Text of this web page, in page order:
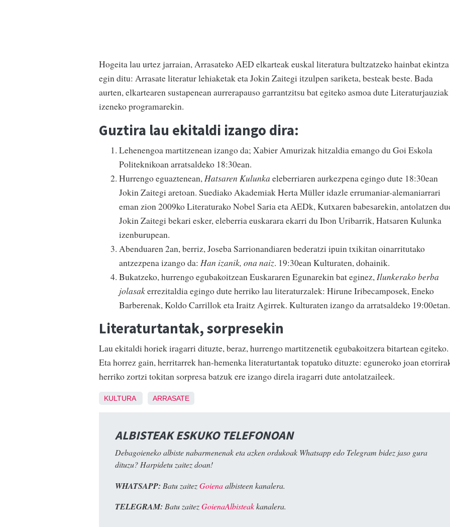
Hogeita lau urtez jarraian, Arrasateko AED elkarteak euskal literatura bultzatzeko hainbat ekintza
egin ditu: Arrasate literatur lehiaketak eta Jokin Zaitegi itzulpen sariketa, besteak beste. Bada
aurten, elkartearen sustapenean aurrerapauso garrantzitsu bat egiteko asmoa dute Literaturjauziak
izeneko programarekin.
Guztira lau ekitaldi izango dira:
Lehenengoa martitzenean izango da; Xabier Amurizak hitzaldia emango du Goi Eskola
Politeknikoan arratsaldeko 18:30ean.
Hurrengo eguaztenean,Hatsaren Kulunka eleberriaren aurkezpena egingo dute 18:30ean
Jokin Zaitegi aretoan. Suediako Akademiak Herta Müller idazle errumaniar-alemaniarrari
eman zion 2009ko Literaturako Nobel Saria eta AEDk, Kutxaren babesarekin, antolatzen
Jokin Zaitegi bekari esker, eleberria euskarara ekarri du Ibon Uribarrik, Hatsaren Kulunka
izenburupean.
Abenduaren 2an, berriz, Joseba Sarrionandiaren bederatzi ipuin txikitan oinarritutako
antzezpena izango da: Han izanik, ona naiz. 19:30ean Kulturaten, dohainik.
Bukatzeko, hurrengo egubakoitzean Euskararen Egunarekin bat eginez,Ilunkerako berba
jolasakerrezitaldia egingo dute herriko lau literaturzalek: Hirune Iribecamposek, Eneko
Barberenak, Koldo Carrillok eta Iraitz Agirrek. Kulturaten izango da arratsaldeko 19:00etan.
Literaturtantak, sorpresekin
Lau ekitaldi horiek iragarri dituzte, beraz, hurrengo martitzenetik egubakoitzera bitartean egiteko.
Eta horrez gain, herritarrek han-hemenka literaturtantaktopatuko dituzte: eguneroko joan
herriko zortzi tokitan sorpresa batzuk ere izango direla iragarri dute antolatzaileek.
KULTURA ARRASATE
ALBISTEAK ESKUKO TELEFONOAN
Debagoieneko albiste nabarmenenak eta azken ordukoak Whatsapp edo Telegram bidez jaso gura
dituzu? Harpidetu zaitez doan!
WHATSAPP: Batu zaitezGoienaalbisteen kanalera.
TELEGRAM: Batu zaitezGoienaAlbisteakkanalera.